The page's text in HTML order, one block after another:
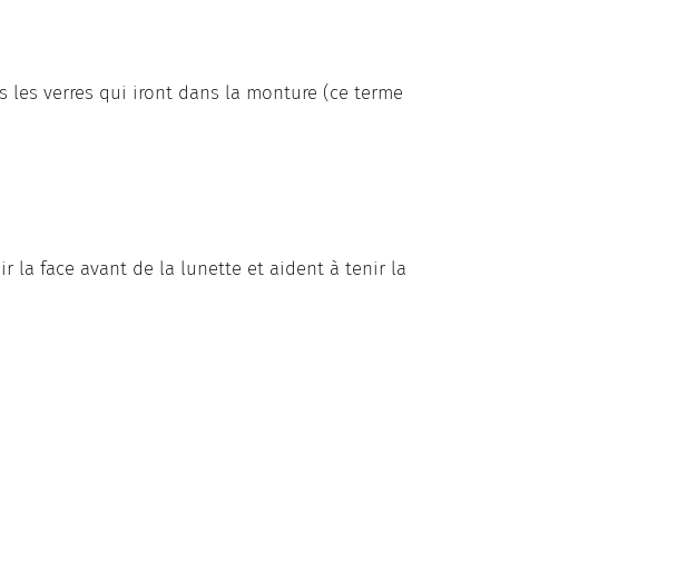
verres qui iront dans la monture (ce terme
la face avant de la lunette et aident à tenir la